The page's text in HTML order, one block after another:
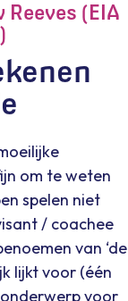
(EIA
om te weten
spelen niet
/ coachee
van ‘de
lijkt voor (één
voor